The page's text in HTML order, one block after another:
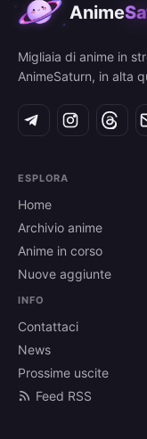
Anime
Migliaia di anime in
AnimeSaturn, in alta
ESPLORA
Home
Archivio anime
Anime in corso
Nuove aggiunte
INFO
Contattaci
News
Prossime uscite
Feed RSS